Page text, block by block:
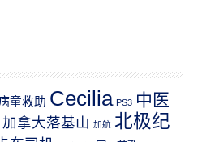
童救助 Cecilia PS3 中医
加拿大落基山 加航 北极纪